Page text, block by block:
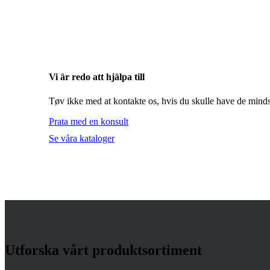
Vi är redo att hjälpa till
Tøv ikke med at kontakte os, hvis du skulle have de
Prata med en konsult
Se våra kataloger
Utforska vårt produktsortiment